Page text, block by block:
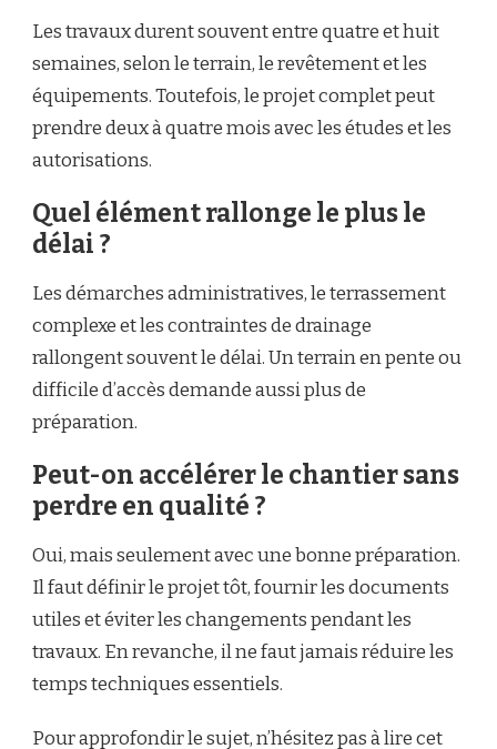
Les travaux durent souvent entre quatre et huit
semaines, selon le terrain, le revêtement et les
équipements. Toutefois, le projet complet peut
prendre deux à quatre mois avec les études et les
autorisations.
Quel élément rallonge le plus le
délai ?
Les démarches administratives, le terrassement
complexe et les contraintes de drainage
rallongent souvent le délai. Un terrain en pente ou
difficile d’accès demande aussi plus de
préparation.
Peut-on accélérer le chantier sans
perdre en qualité ?
Oui, mais seulement avec une bonne préparation.
Il faut définir le projet tôt, fournir les documents
utiles et éviter les changements pendant les
travaux. En revanche, il ne faut jamais réduire les
temps techniques essentiels.
Pour approfondir le sujet, n’hésitez pas à lire cet